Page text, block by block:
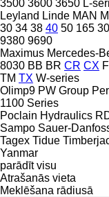
3500 3600 3650 L-
Leyland Linde MAN
30 34 38 40 50 165
9380 9690
Maximus Mercedes-
8030 BB BR CR CX
TM TX W-series
Olimp9 PW Group
1100 Series
Poclain Hydraulics
Sampo Sauer-
Tagex Tidue
Yanmar
parādīt visu
Atrašanās vieta
Meklēšana rādiusā